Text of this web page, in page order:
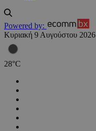
Powered by:
Κυριακή 9 Αυγούστου 2026
28°C